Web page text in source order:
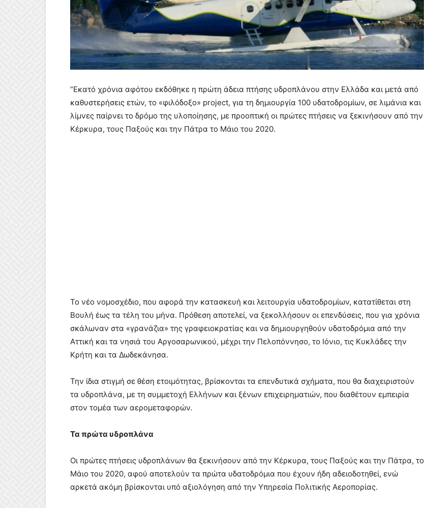
“Εκατό χρόνια αφότου εκδόθηκε η πρώτη άδεια πτήσης υδροπλάνου στην Ελλάδα και μετά από
καθυστερήσεις ετών, το «φιλόδοξο» project, για τη δημιουργία 100 υδατοδρομίων, σε λιμάνια και
λίμνες παίρνει το δρόμο της υλοποίησης, με προοπτική οι πρώτες πτήσεις να ξεκινήσουν από την
Κέρκυρα, τους Παξούς και την Πάτρα το Μάιο του 2020.
Το νέο νομοσχέδιο, που αφορά την κατασκευή και λειτουργία υδατοδρομίων, κατατίθεται στη
Βουλή έως τα τέλη του μήνα. Πρόθεση αποτελεί, να ξεκολλήσουν οι επενδύσεις, που για χρόνια
σκάλωναν στα «γρανάζια» της γραφειοκρατίας και να δημιουργηθούν υδατοδρόμια από την
Αττική και τα νησιά του Αργοσαρωνικού, μέχρι την Πελοπόννησο, το Ιόνιο, τις Κυκλάδες την
Κρήτη και τα Δωδεκάνησα.
Την ίδια στιγμή σε θέση ετοιμότητας, βρίσκονται τα επενδυτικά σχήματα, που θα διαχειριστούν
τα υδροπλάνα, με τη συμμετοχή Ελλήνων και ξένων επιχειρηματιών, που διαθέτουν εμπειρία
στον τομέα των αερομεταφορών.
Τα πρώτα υδροπλάνα
Οι πρώτες πτήσεις υδροπλάνων θα ξεκινήσουν από την Κέρκυρα, τους Παξούς και την Πάτρα, το
Μάιο του 2020, αφού αποτελούν τα πρώτα υδατοδρόμια που έχουν ήδη αδειοδοτηθεί, ενώ
αρκετά ακόμη βρίσκονται υπό αξιολόγηση από την Υπηρεσία Πολιτικής Αεροπορίας.